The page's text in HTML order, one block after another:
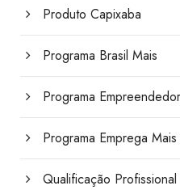
Produto Capixaba
Programa Brasil Mais
Programa
Programa Emprega Mais
Qualificação Profissional